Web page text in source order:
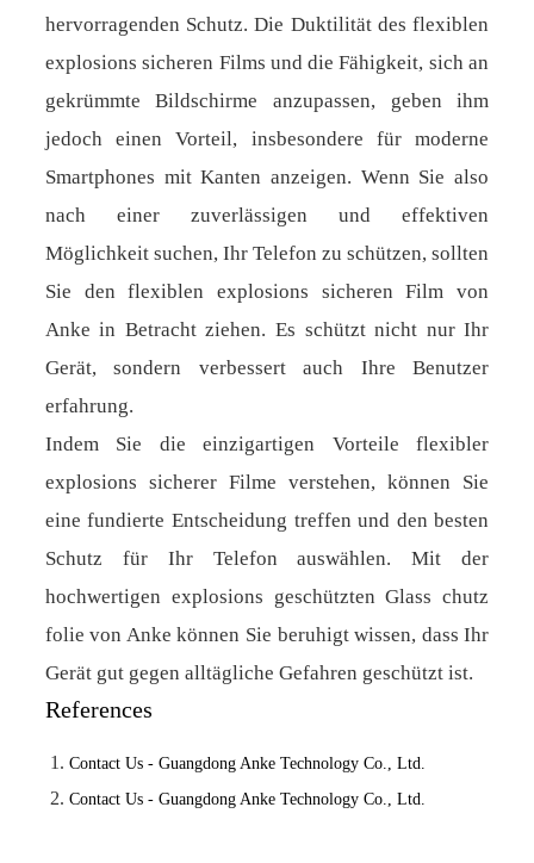
hervorragenden Schutz. Die Duktilität des flexiblen
explosions sicheren Films und die Fähigkeit, sich an
gekrümmte Bildschirme anzupassen, geben ihm
jedoch einen Vorteil, insbesondere für moderne
Smartphones mit Kanten anzeigen. Wenn Sie also
nach einer zuverlässigen und effektiven
Möglichkeit suchen, Ihr Telefon zu schützen, sollten
Sie den flexiblen explosions sicheren Film von
Anke in Betracht ziehen. Es schützt nicht nur Ihr
Gerät, sondern verbessert auch Ihre Benutzer
erfahrung.
Indem Sie die einzigartigen Vorteile flexibler
explosions sicherer Filme verstehen, können Sie
eine fundierte Entscheidung treffen und den besten
Schutz für Ihr Telefon auswählen. Mit der
hochwertigen explosions geschützten Glass chutz
folie von Anke können Sie beruhigt wissen, dass Ihr
Gerät gut gegen alltägliche Gefahren geschützt ist.
References
Contact Us - Guangdong Anke Technology Co., Ltd.
Contact Us - Guangdong Anke Technology Co., Ltd.